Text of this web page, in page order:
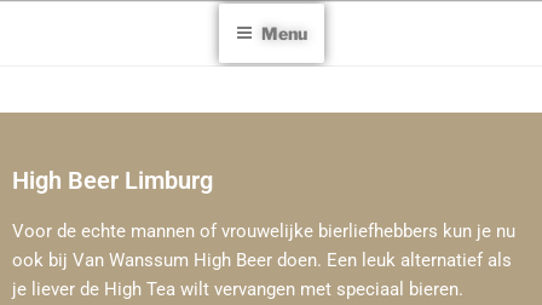
Menu
High Beer Limburg
Voor de echte mannen of vrouwelijke bierliefhebbers kun je nu
ook bij Van Wanssum High Beer doen. Een leuk alternatief als
je liever de High Tea wilt vervangen met speciaal bieren.